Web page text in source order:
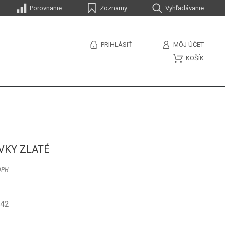
Porovnanie Zoznamy Vyhľadávanie
PRIHLÁSIŤ
MÔJ ÚČET
KOŠÍK
ZLATÉ